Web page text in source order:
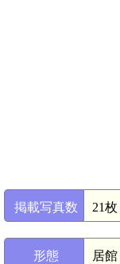
掲載写真数 21枚
形態 居館